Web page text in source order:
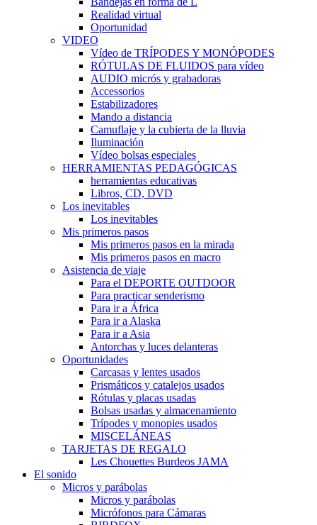
Realidad virtual
Oportunidad
VIDEO
Vídeo de TRÍPODES Y MONÓPODES
RÓTULAS DE FLUIDOS para vídeo
AUDIO micrós y grabadoras
Accessorios
Estabilizadores
Mando a distancia
Camuflaje y la cubierta de la lluvia
Iluminación
Vídeo bolsas especiales
HERRAMIENTAS PEDAGÓGICAS
herramientas educativas
Libros, CD, DVD
Los inevitables
Los inevitables
Mis primeros pasos
Mis primeros pasos en la mirada
Mis primeros pasos en macro
Asistencia de viaje
Para el DEPORTE OUTDOOR
Para practicar senderismo
Para ir a África
Para ir a Alaska
Para ir a Asia
Antorchas y luces delanteras
Oportunidades
Carcasas y lentes usados
Prismáticos y catalejos usados
Rótulas y placas usadas
Bolsas usadas y almacenamiento
Trípodes y monopies usados
MISCELÁNEAS
TARJETAS DE REGALO
Les Chouettes Burdeos JAMA
El sonido
Micros y parábolas
Micros y parábolas
Micrófonos para Cámaras